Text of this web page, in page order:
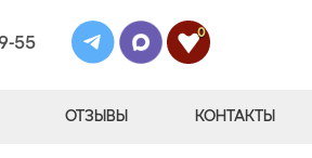
55
0
ОТЗЫВЫ КОНТАКТЫ